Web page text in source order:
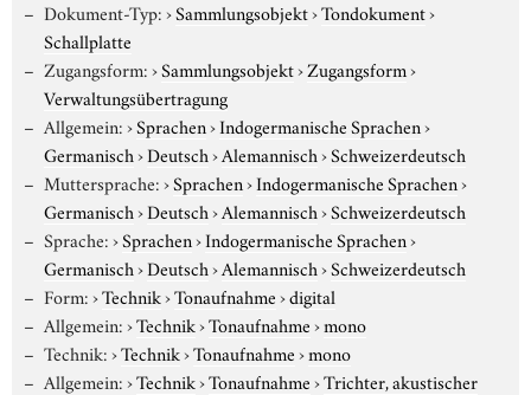
Dokument-Typ:›Sammlungsobjekt›Tondokument›
Schallplatte
Zugangsform:›Sammlungsobjekt›Zugangsform›
Verwaltungsübertragung
Allgemein:›Sprachen›Indogermanische Sprachen›
Germanisch›Deutsch›Alemannisch›Schweizerdeutsch
Muttersprache:›Sprachen›Indogermanische Sprachen›
Germanisch›Deutsch›Alemannisch›Schweizerdeutsch
Sprache:›Sprachen›Indogermanische Sprachen›
Germanisch›Deutsch›Alemannisch›Schweizerdeutsch
Form:›Technik›Tonaufnahme›digital
Allgemein:›Technik›Tonaufnahme›mono
Technik:›Technik›Tonaufnahme›mono
Allgemein:›Technik›Tonaufnahme›Trichter, akustischer